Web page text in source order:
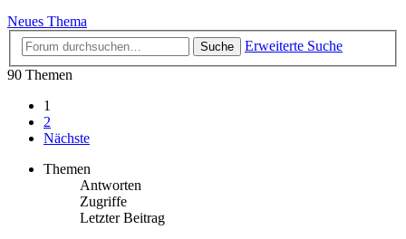
Neues Thema
Suche
Erweiterte Suche
90 Themen
1
2
Nächste
Themen
Antworten
Zugriffe
Letzter Beitrag